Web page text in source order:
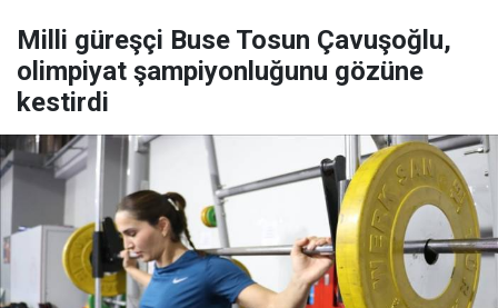
Milli güreşçi Buse Tosun Çavuşoğlu,
olimpiyat şampiyonluğunu gözüne
kestirdi